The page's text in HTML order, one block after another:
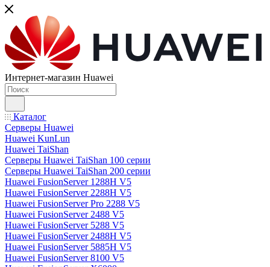
Интернет-магазин Huawei
Каталог
Серверы Huawei
Huawei KunLun
Huawei TaiShan
Серверы Huawei TaiShan 100 серии
Серверы Huawei TaiShan 200 серии
Huawei FusionServer 1288H V5
Huawei FusionServer 2288H V5
Huawei FusionServer Pro 2288 V5
Huawei FusionServer 2488 V5
Huawei FusionServer 5288 V5
Huawei FusionServer 2488H V5
Huawei FusionServer 5885H V5
Huawei FusionServer 8100 V5